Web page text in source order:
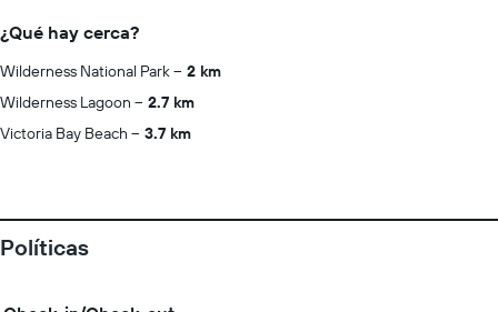
¿Qué hay cerca?
Wilderness National Park
2 km
Wilderness Lagoon
2.7 km
Victoria Bay Beach
3.7 km
Políticas